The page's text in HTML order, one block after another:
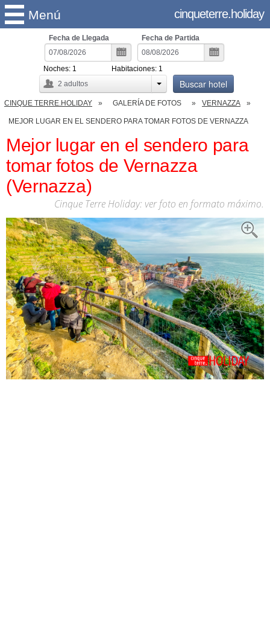
Menú cinqueterre.holiday
Fecha de Llegada Fecha de Partida
2 adultos
Noches: 1 Habitaciones: 1
Buscar hotel
CINQUE TERRE.HOLIDAY GALERÍA DE FOTOS VERNAZZA
MEJOR LUGAR EN EL SENDERO PARA TOMAR FOTOS DE VERNAZZA
Mejor lugar en el sendero para
tomar fotos de Vernazza
(Vernazza)
Cinque Terre Holiday: ver foto en formato máximo.